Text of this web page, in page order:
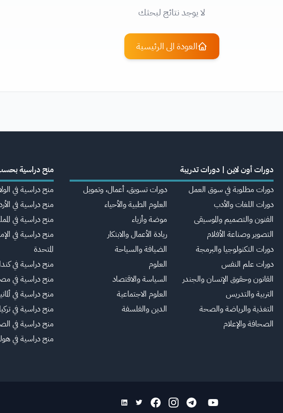
لا يوجد نتائج لبحثك
العودة الى الرئيسية
دورات أون لاين | دورات تدريبة
دورات مطلوبة في سوق العمل
دورات اللغات والأدب
الفنون والتصميم والموسيقى
التصوير وصناعة الأفلام
دورات التكنولوجيا والبرمجة
دورات علم النفس
القانون وحقوق الإنسان والجندر
التربية والتدريس
التغذية والرياضة والصحة
الصحافة والإعلام
دورات تسويق، أعمال، وتمويل
العلوم الطبية والأحياء
موضة وأزياء
ريادة الأعمال والابتكار
الضيافة والسياحة
العلوم
السياسة والاقتصاد
العلوم الاجتماعية
الدين والفلسفة
منح دراسية
منح دراسية في
منح دراسية في
منح دراسية في
منح دراسية في
المتحدة
منح دراسية في كندا
منح دراسية في
منح دراسية في
منح دراسية في تركيا
منح دراسية في
منح دراسية في